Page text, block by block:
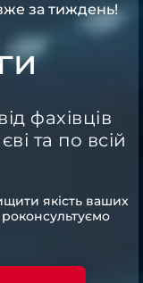
за тиждень!
фахівців
та по всій
якість ваших